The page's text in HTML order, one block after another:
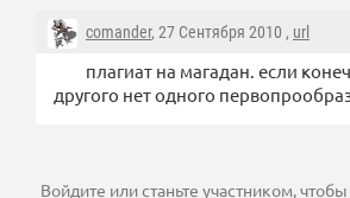
comander, 27 Сентября 2010 , url
плагиат на магадан. если
другого нет одного
Войдите илистаньте участником,